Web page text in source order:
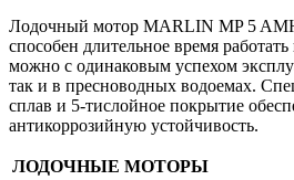
Лодочный мотор MARLIN MP 5
способен длительное время
можно с одинаковым успехом
так и в пресноводных водоемах.
сплав и 5-тислойное покрытие
антикоррозийную устойчивость.
ЛОДОЧНЫЕ МОТОРЫ